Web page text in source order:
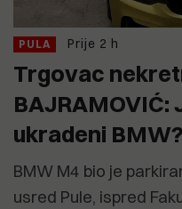
PULA Prije 2 h
Trgovac
BAJRAMOVIĆ:
ukradeni BMW?
BMW M4 bio je
usred Pule, ispred